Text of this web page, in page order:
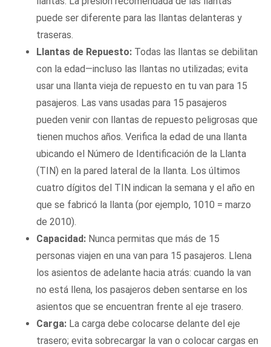
puede ser diferente para las llantas delanteras y
traseras.
Llantas de Repuesto: Todas las llantas se debilitan
con la edad—incluso las llantas no utilizadas; evita
usar una llanta vieja de repuesto en tu van para 15
pasajeros. Las vans usadas para 15 pasajeros
pueden venir con llantas de repuesto peligrosas que
tienen muchos años. Verifica la edad de una llanta
ubicando el Número de Identificación de la Llanta
(TIN) en la pared lateral de la llanta. Los últimos
cuatro dígitos del TIN indican la semana y el año en
que se fabricó la llanta (por ejemplo, 1010 = marzo
de 2010).
Capacidad: Nunca permitas que más de 15
personas viajen en una van para 15 pasajeros. Llena
los asientos de adelante hacia atrás: cuando la van
no está llena, los pasajeros deben sentarse en los
asientos que se encuentran frente al eje trasero.
Carga: La carga debe colocarse delante del eje
trasero; evita sobrecargar la van o colocar cargas en